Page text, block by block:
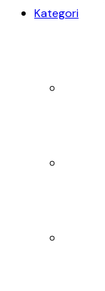
Kategori